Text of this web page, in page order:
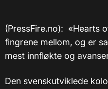
(PressFire.no): «Hearts
fingrene mellom, og er
mest innfløkte og
Den svenskutviklede